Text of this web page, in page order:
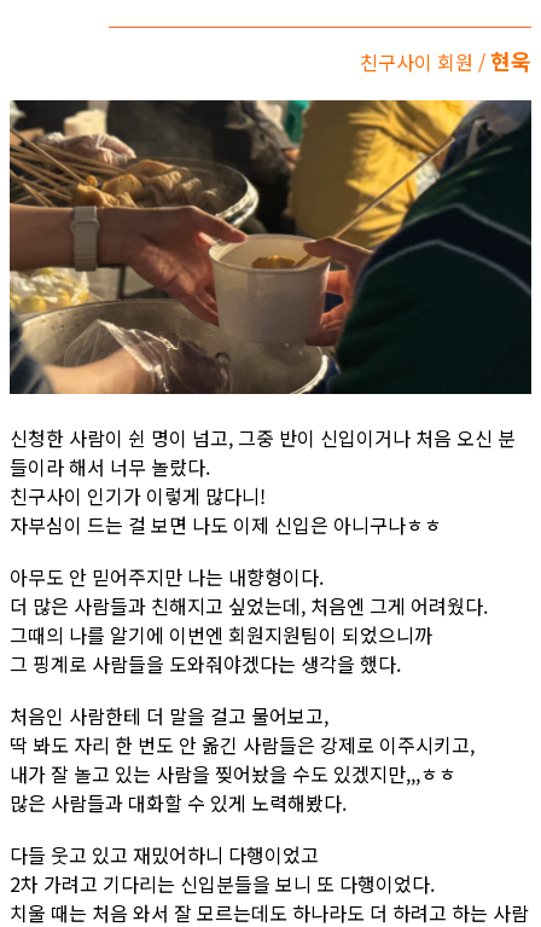
친구사이 회원 /현욱
신청한 사람이 쉰 명이 넘고, 그중 반이 신입이거나 처음 오신 분
들이라 해서 너무 놀랐다.
친구사이 인기가 이렇게 많다니!
자부심이 드는 걸 보면 나도 이제 신입은 아니구나ㅎㅎ
아무도 안 믿어주지만 나는 내향형이다.
더 많은 사람들과 친해지고 싶었는데, 처음엔 그게 어려웠다.
그때의 나를 알기에 이번엔 회원지원팀이 되었으니까
그 핑계로 사람들을 도와줘야겠다는 생각을 했다.
처음인 사람한테 더 말을 걸고 물어보고,
딱 봐도 자리 한 번도 안 옮긴 사람들은 강제로 이주시키고,
내가 잘 놀고 있는 사람을 찢어놨을 수도 있겠지만,,,ㅎㅎ
많은 사람들과 대화할 수 있게 노력해봤다.
다들 웃고 있고 재밌어하니 다행이었고
2차 가려고 기다리는 신입분들을 보니 또 다행이었다.
치울 때는 처음 와서 잘 모르는데도 하나라도 더 하려고 하는 사람